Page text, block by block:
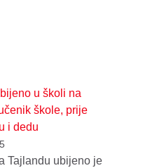
u školi na
škole, prije
i dedu
Tajlandu ubijeno je